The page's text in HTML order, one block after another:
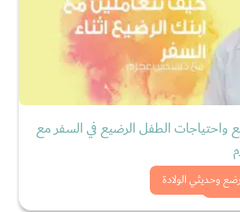
وحديثي الولادة
واحتياجات الطفل الرضيع في السفر مع